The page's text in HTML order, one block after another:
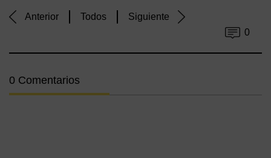
Anterior Todos
Siguiente
0
0 Comentarios